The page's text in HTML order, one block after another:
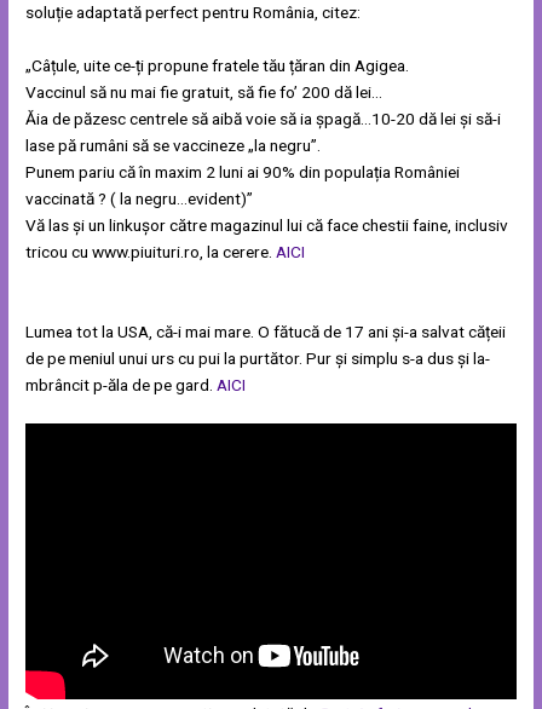
soluție adaptată perfect pentru România, citez:
„Câțule, uite ce-ți propune fratele tău țăran din Agigea.
Vaccinul să nu mai fie gratuit, să fie fo’ 200 dă lei…
Ăia de păzesc centrele să aibă voie să ia șpagă…10-20 dă lei și să-i
lase pă rumâni să se vaccineze „la negru”.
Punem pariu că în maxim 2 luni ai 90% din populația României
vaccinată ? ( la negru…evident)”
Vă las și un linkușor către magazinul lui că face chestii faine, inclusiv
tricou cu www.piuituri.ro, la cerere. AICI
Lumea tot la USA, că-i mai mare. O fătucă de 17 ani și-a salvat cățeii
de pe meniul unui urs cu pui la purtător. Pur și simplu s-a dus și la-
mbrâncit p-ăla de pe gard. AICI